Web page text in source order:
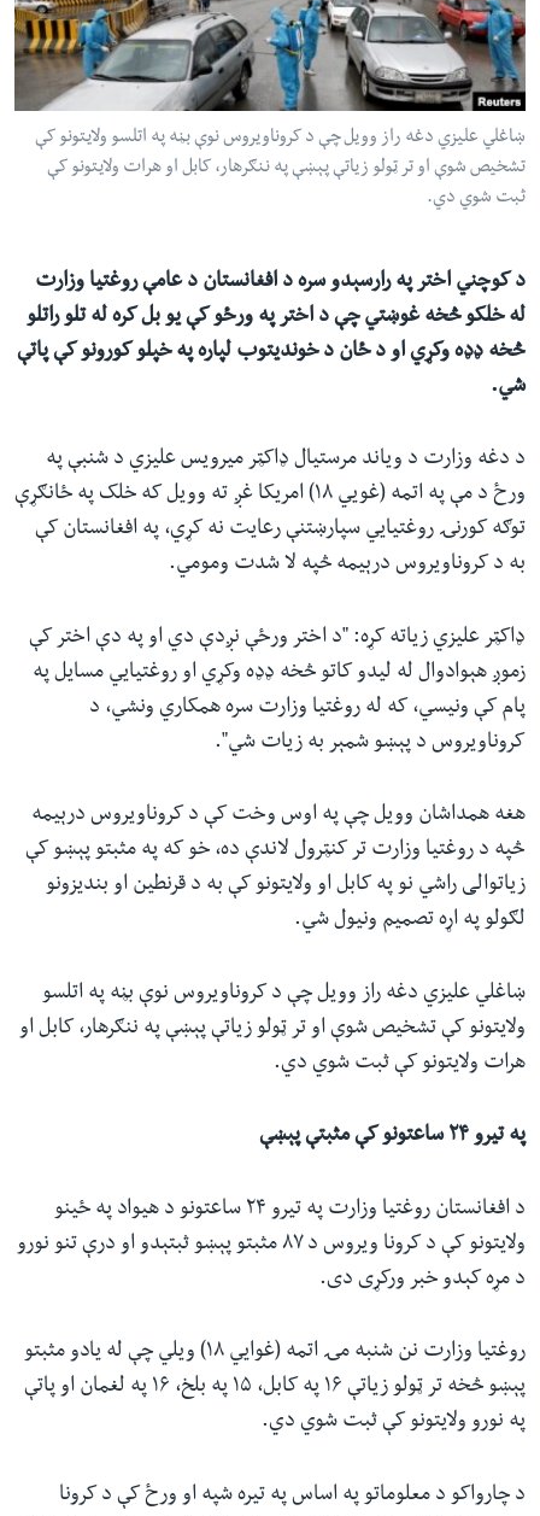
شئ
لټون
ځای
لاړ
شئ
له مونږ سره په تماس کې پاتې شئ
ژبې
ښاغلي علیزي دغه راز وویل چې د کروناویروس نوې بڼه په اتلسو ولایتونو کې
تشخیص شوې او تر ټولو زیاتې پېښې په ننګرهار، کابل او هرات ولایتونو کې
ثبت شوي دي.
د کوچني اختر په رارسېدو سره د افغانستان د عامې روغتیا وزارت
له خلکو څخه غوښتي چې د اختر په ورځو کې یو بل کره له تلو راتلو
څخه ډډه وکړي او د ځان د خوندیتوب لپاره په خپلو کورونو کې پاتې
شي.
د دغه وزارت د ویاند مرستیال ډاکټر میرویس عليزي د شنبې په
ورځ د مې په اتمه (غويي ۱۸) امریکا غږ ته وویل که خلک په ځانګړې
توګه کورنۍ روغتیايي سپارښتنې رعایت نه کړي، په افغانستان کې
به د کروناویروس درېیمه څپه لا شدت ومومي.
ډاکټر عليزي زیاته کړه: "د اختر ورځې نږدې دي او په دې اختر کې
زموږ هېوادوال له لیدو کاتو څخه ډډه وکړي او روغتیايي مسایل په
پام کې ونیسي، که له روغتیا وزارت سره همکاري ونشي، د
کروناویروس د پېښو شمېر به زیات شي".
هغه همداشان وویل چې په اوس وخت کې د کروناویروس درېیمه
څپه د روغتیا وزارت تر کنټرول لاندې ده، خو که په مثبتو پېښو کې
زیاتوالی راشي نو په کابل او ولایتونو کې به د قرنطین او بندیزونو
لګولو په اړه تصمیم ونیول شي.
ښاغلي علیزي دغه راز وویل چې د کروناویروس نوې بڼه په اتلسو
ولایتونو کې تشخیص شوې او تر ټولو زیاتې پېښې په ننګرهار، کابل او
هرات ولایتونو کې ثبت شوي دي.
په تیرو ۲۴ ساعتونو کې مثبتې پېښې
د افغانستان روغتیا وزارت په تیرو ۲۴ ساعتونو د هیواد په ځينو
ولایتونو کې د کرونا ویروس د ۸۷ مثبتو پېښو ثبتېدو او درې تنو نورو
د مړه کېدو خبر ورکړی دی.
روغتیا وزارت نن شنبه مۍ اتمه (غوايي ۱۸) ویلي چې له یادو مثبتو
پېښو څخه تر ټولو زیاتې ۱۶ په کابل، ۱۵ په بلخ، ۱۶ په لغمان او پاتې
په نورو ولایتونو کې ثبت شوي دي.
د چارواکو د معلوماتو په اساس په تیره شپه او ورځ کې د کرونا